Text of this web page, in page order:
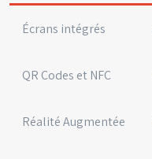
Écrans intégrés
QR Codes et NFC
Réalité Augmentée